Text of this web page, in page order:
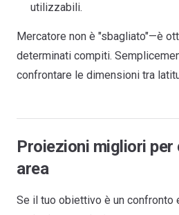
utilizzabili.
Mercatore non è "sbagliato"—è
determinati compiti.
confrontare le dimensioni tra
Proiezioni migliori
area
Se il tuo obiettivo è un confronto